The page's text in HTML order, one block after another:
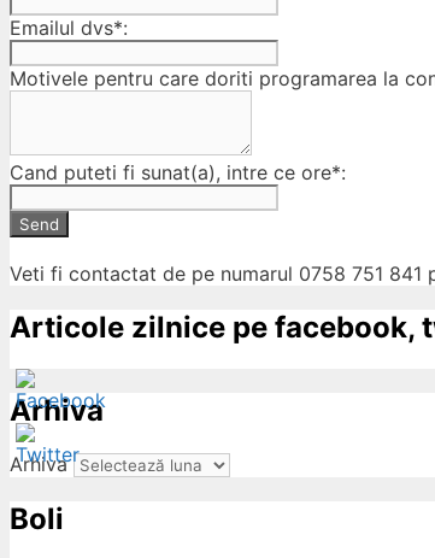
Emailul dvs*:
Motivele pentru care doriti programarea la
Cand puteti fi sunat(a), intre ce ore*:
Send
Veti fi contactat de pe numarul 0758 751
Articole zilnice pe facebook,
Arhiva
Arhiva
Boli